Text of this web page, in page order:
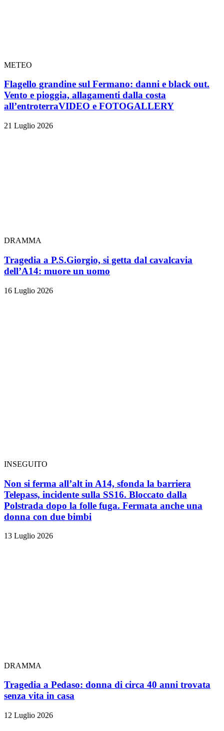
METEO
Flagello grandine sul Fermano: danni e black out.
Vento e pioggia, allagamenti dalla costa
all’entroterraVIDEO e FOTOGALLERY
21 Luglio 2026
DRAMMA
Tragedia a P.S.Giorgio, si getta dal cavalcavia
dell’A14: muore un uomo
16 Luglio 2026
INSEGUITO
Non si ferma all’alt in A14, sfonda la barriera
Telepass, incidente sulla SS16. Bloccato dalla
Polstrada dopo la folle fuga. Fermata anche una
donna con due bimbi
13 Luglio 2026
DRAMMA
Tragedia a Pedaso: donna di circa 40 anni trovata
senza vita in casa
12 Luglio 2026